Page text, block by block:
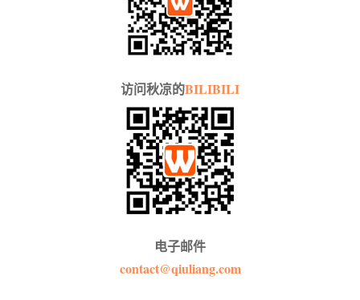
访问秋凉的BILIBILI
电子邮件
contact@qiuliang.com